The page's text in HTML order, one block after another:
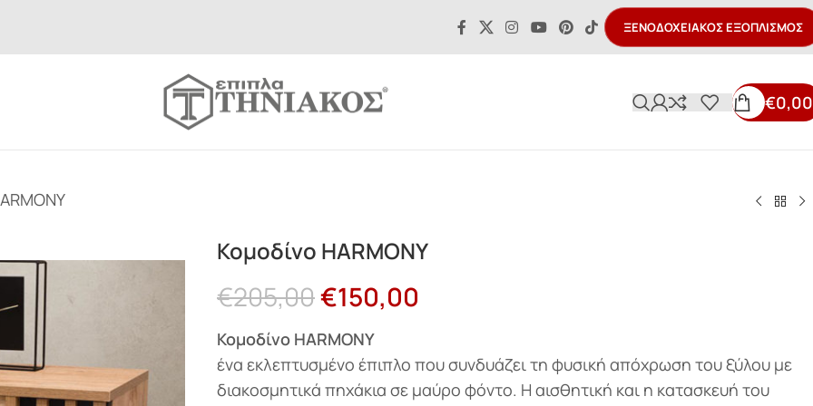
ΞΕΝΟΔΟΧΕΙΑΚΌΣ ΕΞΟΠΛΙΣΜΌΣ
€0,00
Κομοδίνο HARMONY
€205,00€150,00
Κομοδίνο HARMONY
ένα εκλεπτυσμένο έπιπλο που συνδυάζει τη φυσική απόχρωση του ξύλου με
διακοσμητικά πηχάκια σε μαύρο φόντο. Η αισθητική και η κατασκευή του